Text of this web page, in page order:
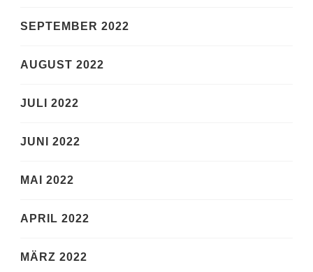
SEPTEMBER 2022
AUGUST 2022
JULI 2022
JUNI 2022
MAI 2022
APRIL 2022
MÄRZ 2022